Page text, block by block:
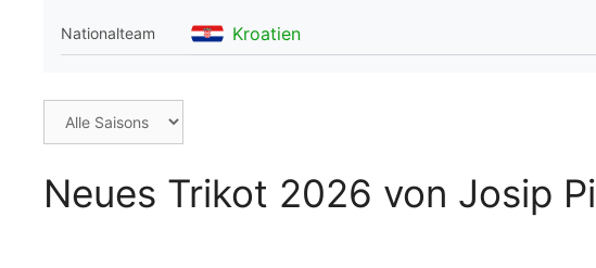
downloaden &
Nationalteam Kroatien
Neues Trikot 2026 von Josip